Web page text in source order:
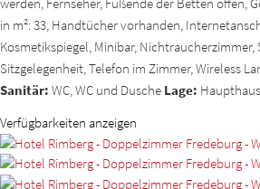
in m²: 33, Handtücher vorhanden,
Kosmetikspiegel, Minibar, Nichtraucherzimmer,
Sitzgelegenheit, Telefon im Zimmer, Wireless
Sanitär: WC, WC und Dusche Lage: Haupthaus
Verfügbarkeiten anzeigen